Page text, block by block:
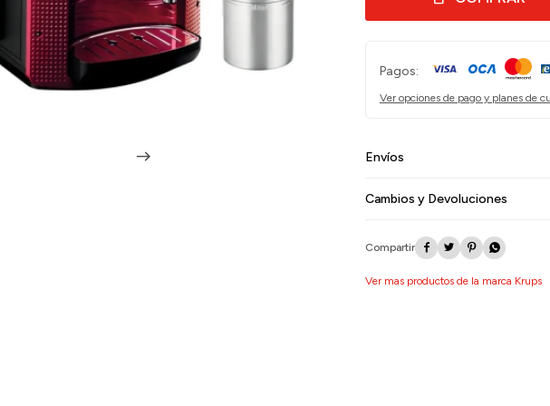
Pagos:
Ver opciones de pago y planes de
Envíos
Cambios y Devoluciones
   
Ver mas productos de la marca Krups